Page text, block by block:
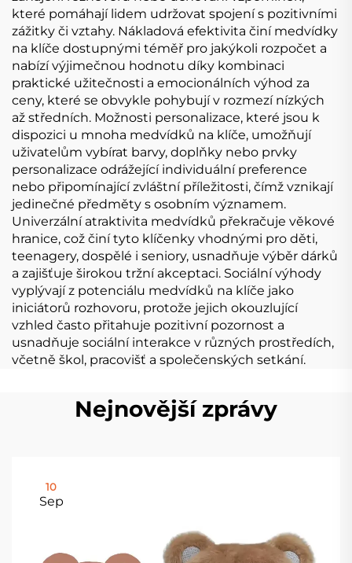
které pomáhají lidem udržovat spojení s pozitivními
zážitky či vztahy. Nákladová efektivita činí medvídky
na klíče dostupnými téměř pro jakýkoli rozpočet a
nabízí výjimečnou hodnotu díky kombinaci
praktické užitečnosti a emocionálních výhod za
ceny, které se obvykle pohybují v rozmezí nízkých
až středních. Možnosti personalizace, které jsou k
dispozici u mnoha medvídků na klíče, umožňují
uživatelům vybírat barvy, doplňky nebo prvky
personalizace odrážející individuální preference
nebo připomínající zvláštní příležitosti, čímž vznikají
jedinečné předměty s osobním významem.
Univerzální atraktivita medvídků překračuje věkové
hranice, což činí tyto klíčenky vhodnými pro děti,
teenagery, dospělé i seniory, usnadňuje výběr dárků
a zajišťuje širokou tržní akceptaci. Sociální výhody
vyplývají z potenciálu medvídků na klíče jako
iniciátorů rozhovoru, protože jejich okouzlující
vzhled často přitahuje pozitivní pozornost a
usnadňuje sociální interakce v různých prostředích,
včetně škol, pracovišť a společenských setkání.
Nejnovější zprávy
10
Sep